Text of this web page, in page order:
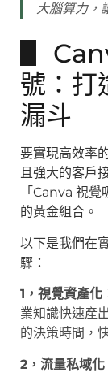
大腦算力，
▋
號：打
漏斗
要實現高效率
且強大的客戶
「Canva 視
的黃金組合。
以下是我們在
驟：
1，視覺資產化
業知識快速產
的決策時間，
2，流量私域化